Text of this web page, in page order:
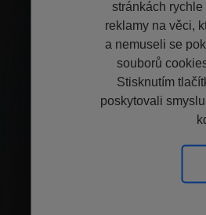
stránkách
reklamy na věci,
a nemuseli se
souborů
Stisknutím
poskytovali